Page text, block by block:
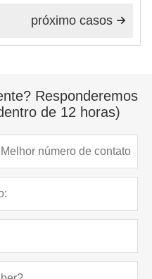

próximo casos
Responderemos
de 12 horas)